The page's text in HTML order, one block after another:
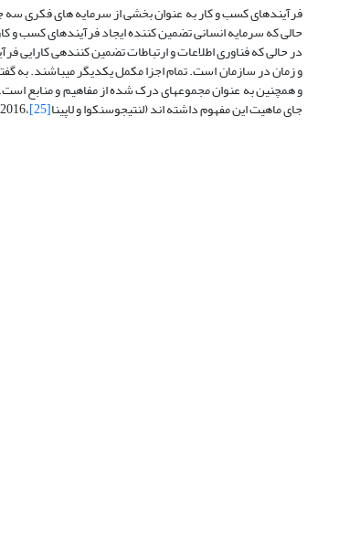
فرآیندهای کسب و کار به عنوان بخشی از سرمایه های فکری سه
حالی که سرمایه انسانی تضمین کننده ایجاد فرآیندهای کسب و
در حالی که فناوری اطلاعات و ارتباطات تضمین کننده­ی کارایی
و زمان در سازمان است. تمام اجزا مکمل یکدیگر می­باشند. به
و همچنین به عنوان مجموعه­ای درک شده از مفاهیم و منابع
جای ماهیت این مفهوم داشته اند (لنتیجوسنکوا و لاپینا[25] ،2016).